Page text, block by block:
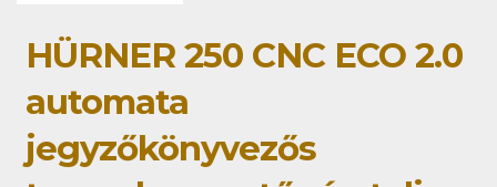
HÜRNER 250 CNC ECO 2.0
automata
jegyzőkönyvezős